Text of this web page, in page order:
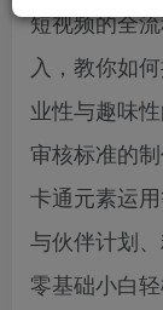
短视频的全
入，教你如
业性与趣味
审核标准的
卡通元素运
与伙伴计划
零基础小白